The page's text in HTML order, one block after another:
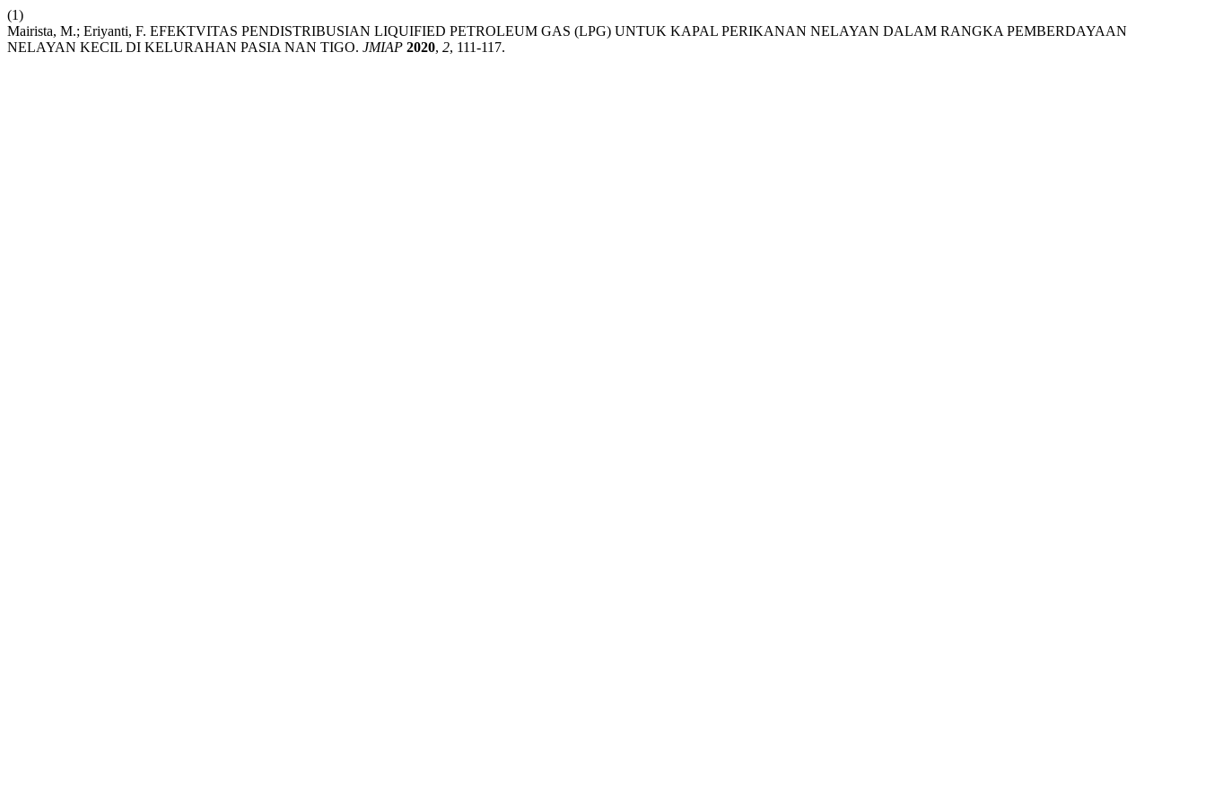
(1)
Mairista, M.; Eriyanti, F. EFEKTVITAS PENDISTRIBUSIAN LIQUIFIED PETROLEUM GAS (LPG) UNTUK KAPAL PERIKANAN NELAYAN DALAM RANGKA PEMBERDAYAAN
NELAYAN KECIL DI KELURAHAN PASIA NAN TIGO. JMIAP 2020, 2, 111-117.